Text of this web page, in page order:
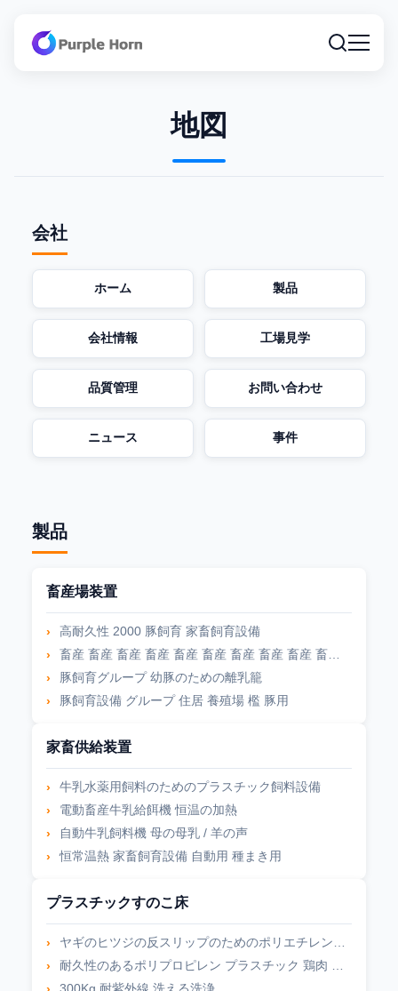
地図
会社
ホーム 製品
会社情報 工場見学
品質管理 お問い合わせ
ニュース 事件
製品
畜産場装置
高耐久性 2000 豚飼育 家畜飼育設備
畜産 畜産 畜産 畜産 畜産 畜産 畜産 畜産 畜産 畜産 畜産
豚飼育グループ 幼豚のための離乳籠
豚飼育設備 グループ 住居 養殖場 檻 豚用
家畜供給装置
牛乳水薬用飼料のためのプラスチック飼料設備
電動畜産牛乳給餌機 恒温の加熱
自動牛乳飼料機 母の母乳 / 羊の声
恒常温熱 家畜飼育設備 自動用 種まき用
プラスチックすのこ床
ヤギのヒツジの反スリップのためのポリエチレンPPのプラスチックすのこ床
耐久性のあるポリプロピレン プラスチック 鶏肉 スラット 床 汚れ 耐久性